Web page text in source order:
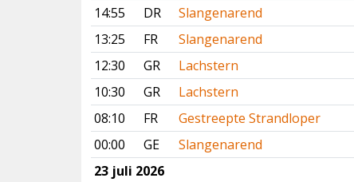
14:55
DR
Slangenarend
13:25
FR
Slangenarend
12:30
GR
Lachstern
10:30
GR
Lachstern
08:10
FR
Gestreepte Strandloper
00:00
GE
Slangenarend
23 juli 2026